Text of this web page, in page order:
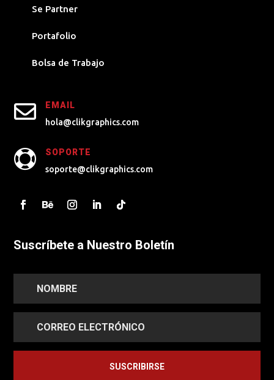
Se Partner
Portafolio
Bolsa de Trabajo

EMAIL
hola@clikgraphics.com

SOPORTE
soporte@clikgraphics.com
Suscríbete a Nuestro Boletín
SUSCRIBIRSE